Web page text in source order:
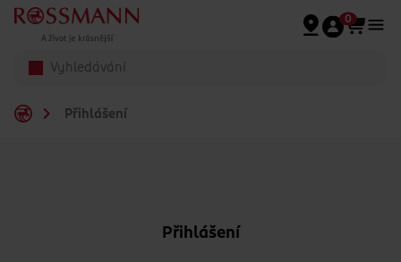
Přeskočit na hlavmní obsah
0
Přihlášení
Přihlášení